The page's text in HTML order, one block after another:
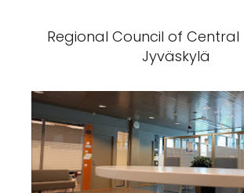
Regional Council of Central
Jyväskylä